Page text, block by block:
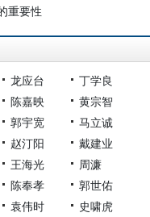
重要性
龙应台
丁学良
陈嘉映
黄宗智
郭宇宽
马立诚
赵汀阳
戴建业
王海光
周濂
陈奉孝
郭世佑
袁伟时
史啸虎